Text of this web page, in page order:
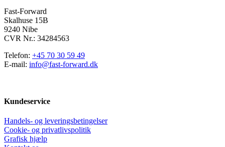
Fast-Forward
Skalhuse 15B
9240 Nibe
CVR Nr.: 34284563
Telefon: +45 70 30 59 49
E-mail: info@fast-forward.dk
Kundeservice
Handels- og leveringsbetingelser
Cookie- og privatlivspolitik
Grafisk hjælp